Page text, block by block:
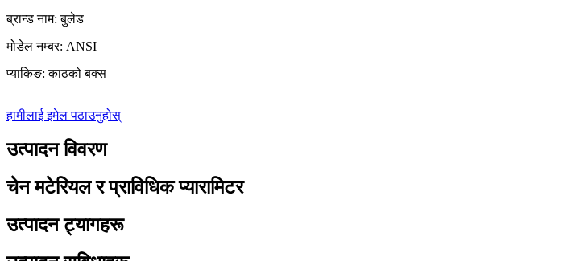
ब्रान्ड नाम: बुलेड
मोडेल नम्बर: ANSI
प्याकिङ: काठको बक्स
हामीलाई इमेल पठाउनुहोस्
उत्पादन विवरण
चेन मटेरियल र प्राविधिक प्यारामिटर
उत्पादन ट्यागहरू